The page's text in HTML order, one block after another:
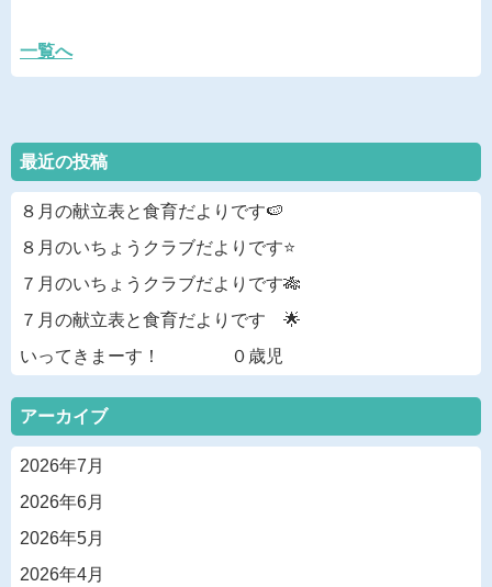
一覧へ
最近の投稿
８月の献立表と食育だよりです🍉
８月のいちょうクラブだよりです⭐
７月のいちょうクラブだよりです🎋
７月の献立表と食育だよりです 🌟
いってきまーす！ ０歳児
アーカイブ
2026年7月
2026年6月
2026年5月
2026年4月